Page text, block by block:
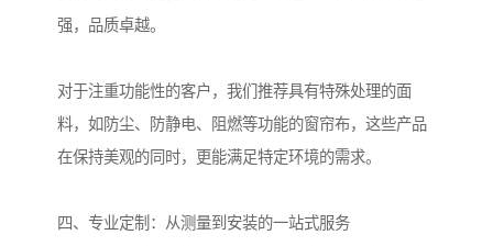
强，品质卓越。
对于注重功能性的客户，我们推荐具有特殊处理的面
料，如防尘、防静电、阻燃等功能的窗帘布，这些产品
在保持美观的同时，更能满足特定环境的需求。
四、专业定制：从测量到安装的一站式服务